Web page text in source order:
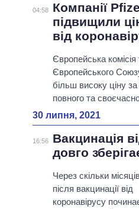
04:58
Компанії
підвищили
від
Європейська
Європейського
більш високу ціну
повного та
30 липня, 2021
16:56
Вакцинація
довго
Через скільки
після вакцинації від
коронавірусу